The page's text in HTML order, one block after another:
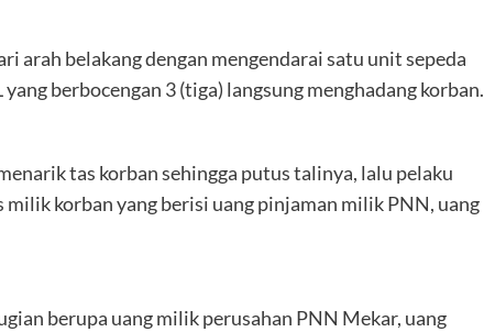
arah belakang dengan mengendarai satu unit sepeda
berbocengan 3 (tiga) langsung menghadang korban.
tas korban sehingga putus talinya, lalu pelaku
korban yang berisi uang pinjaman milik PNN, uang
berupa uang milik perusahan PNN Mekar, uang